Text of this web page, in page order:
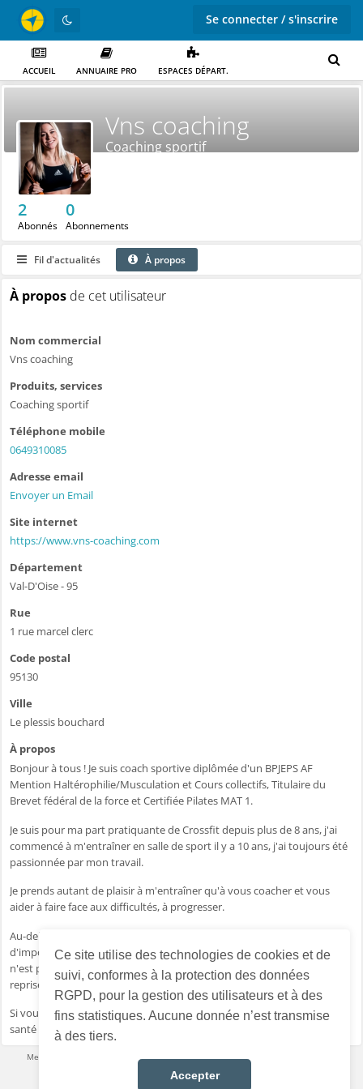
Ce site utilise des technologies de cookies et de
suivi, conformes à la protection des données
RGPD, pour la gestion des utilisateurs et à des
fins statistiques. Aucune donnée n’est transmise
à des tiers.
Accepter
Se connecter / s'inscrire
ACCUEIL ANNUAIRE PRO ESPACES DÉPART.
Vns coaching
Coaching sportif
2
Abonnés
0
Abonnements
Fil d'actualités À propos
À propos de cet utilisateur
Nom commercial
Vns coaching
Produits, services
Coaching sportif
Téléphone mobile
0649310085
Adresse email
Envoyer un Email
Site internet
https://www.vns-coaching.com
Département
Val-D'Oise - 95
Rue
1 rue marcel clerc
Code postal
95130
Ville
Le plessis bouchard
À propos
Bonjour à tous ! Je suis coach sportive diplômée d'un BPJEPS AF
Mention Haltérophilie/Musculation et Cours collectifs, Titulaire du
Brevet fédéral de la force et Certifiée Pilates MAT 1.
Je suis pour ma part pratiquante de Crossfit depuis plus de 8 ans, j'ai
commencé à m'entraîner en salle de sport il y a 10 ans, j'ai toujours été
passionnée par mon travail.
Je prends autant de plaisir à m'entraîner qu'à vous coacher et vous
aider à faire face aux difficultés, à progresser.
Au-delà de l'aspect physique et physiologique, j'apporte beaucoup
d'importance à l'aspect psychologique de mon patient qui pour moi
n'est pas dissociable, notamment lors d'une perte d'autonomie, d'une
reprise post partum et d'une perte de poids
Si vous recherchez une personne consciencieuse, soucieuse de votre
santé et de votre bien-être, je suis là vous aider!
Mentions légales Conditions d’utilisation·Données personnelles
Choisir la langue : Français